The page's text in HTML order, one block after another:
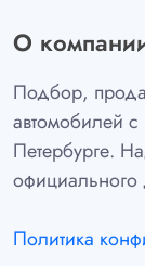
О
Подбор,
автомобилей с
Петербурге.
Политика